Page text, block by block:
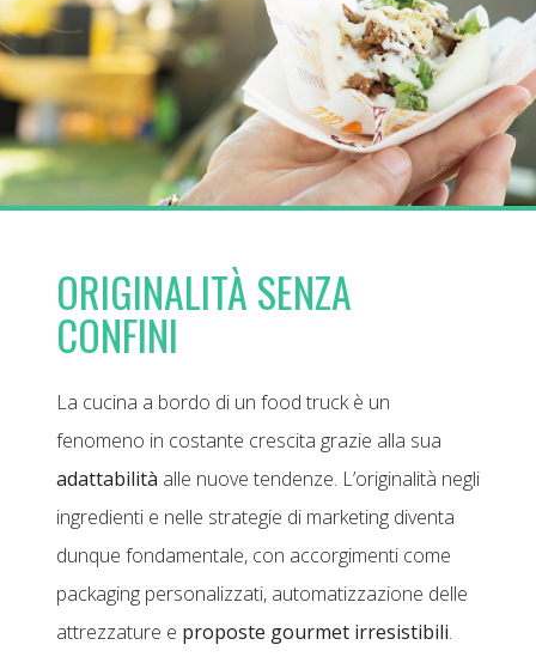
ORIGINALITÀ SENZA
CONFINI
La cucina a bordo di un food truck è un
fenomeno in costante crescita grazie alla sua
adattabilità alle nuove tendenze. L’originalità negli
ingredienti e nelle strategie di marketing diventa
dunque fondamentale, con accorgimenti come
packaging personalizzati, automatizzazione delle
attrezzature e proposte gourmet irresistibili.